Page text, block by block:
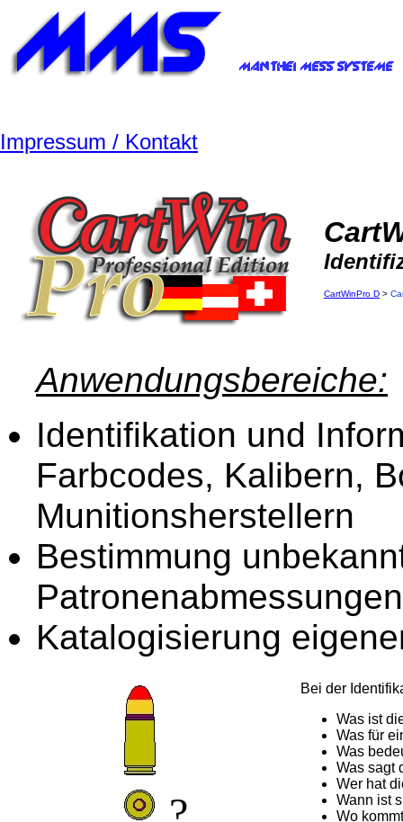
Impressum / Kontakt
CartWinPro D >
Anwendungsbereiche:
Identifikation und
Farbcodes, Kalibern,
Munitionsherstellern
Bestimmung
Patronenabmessungen
Katalogisierung
Bei der
Was ist
Was für
Was
Was sagt
Wer hat
Wann ist
Wo